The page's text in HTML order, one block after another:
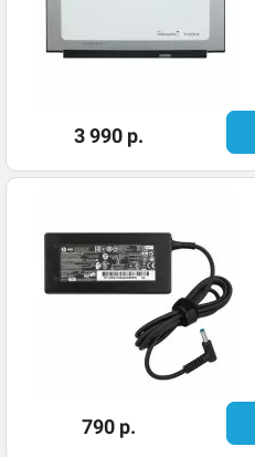
3 990 р.
790 р.